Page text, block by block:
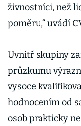
živnostníci, než
poměru,“ uvádí
Uvnitř skupiny
průzkumu
vysoce
hodnocením od
osob prakticky